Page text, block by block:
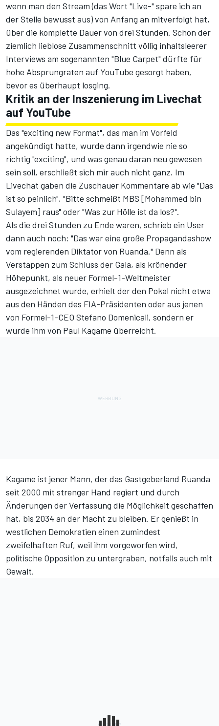
wenn man den Stream (das Wort "Live-" spare ich an
der Stelle bewusst aus) von Anfang an mitverfolgt hat,
über die komplette Dauer von drei Stunden. Schon der
ziemlich lieblose Zusammenschnitt völlig inhaltsleerer
Interviews am sogenannten "Blue Carpet" dürfte für
hohe Absprungraten auf YouTube gesorgt haben,
bevor es überhaupt losging.
Kritik an der Inszenierung im Livechat
auf YouTube
Das "exciting new Format", das man im Vorfeld
angekündigt hatte, wurde dann irgendwie nie so
richtig "exciting", und was genau daran neu gewesen
sein soll, erschließt sich mir auch nicht ganz. Im
Livechat gaben die Zuschauer Kommentare ab wie "Das
ist so peinlich", "Bitte schmeißt MBS [Mohammed bin
Sulayem] raus" oder "Was zur Hölle ist da los?".
Als die drei Stunden zu Ende waren, schrieb ein User
dann auch noch: "Das war eine große Propagandashow
vom regierenden Diktator von Ruanda." Denn als
Verstappen zum Schluss der Gala, als krönender
Höhepunkt, als neuer Formel-1-Weltmeister
ausgezeichnet wurde, erhielt der den Pokal nicht etwa
aus den Händen des FIA-Präsidenten oder aus jenen
von Formel-1-CEO Stefano Domenicali, sondern er
wurde ihm von Paul Kagame überreicht.
Kagame ist jener Mann, der das Gastgeberland Ruanda
seit 2000 mit strenger Hand regiert und durch
Änderungen der Verfassung die Möglichkeit geschaffen
hat, bis 2034 an der Macht zu bleiben. Er genießt in
westlichen Demokratien einen zumindest
zweifelhaften Ruf, weil ihm vorgeworfen wird,
politische Opposition zu untergraben, notfalls auch mit
Gewalt.